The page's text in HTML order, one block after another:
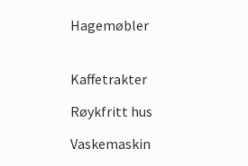
Hagemøbler
Kaffetrakter
Røykfritt hus
Vaskemaskin